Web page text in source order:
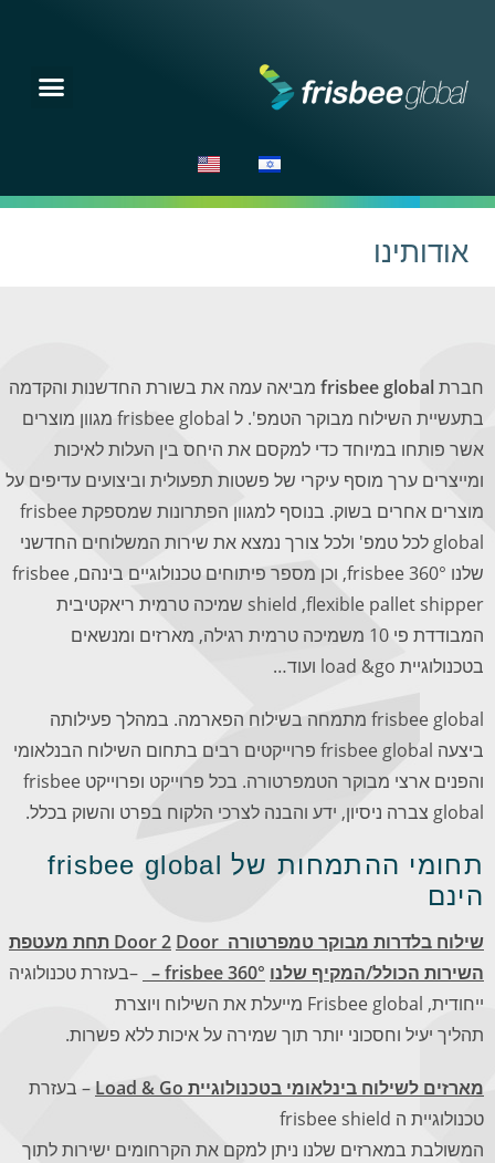
אודותינו
חברתfrisbee global מביאה עמה את בשורת החדשנות והקדמה
בתעשיית השילוח מבוקר הטמפ'. ל frisbee global מגוון מוצרים
אשר פותחו במיוחד כדי למקסם את היחס בין העלות לאיכות
ומייצרים ערך מוסף עיקרי של פשטות תפעולית וביצועים עדיפים על
מוצרים אחרים בשוק. בנוסף למגוון הפתרונות שמספקת frisbee
global לכל טמפ' ולכל צורך נמצא את שירות המשלוחים החדשני
שלנו frisbee 360°, וכן מספר פיתוחים טכנולוגיים בינהם, frisbee
shield ,flexible pallet shipper שמיכה טרמית ריאקטיבית
המבודדת פי 10 משמיכה טרמית רגילה, מארזים ומנשאים
בטכנולוגיית load &go ועוד…
frisbee global מתמחה בשילוח הפארמה. במהלך פעילותה
ביצעה frisbee global פרוייקטים רבים בתחום השילוח הבנלאומי
והפנים ארצי מבוקר הטמפרטורה. בכל פרוייקט ופרוייקט frisbee
global צברה ניסיון, ידע והבנה לצרכי הלקוח בפרט והשוק בכלל.
תחומי ההתמחות של frisbee global
הינם
שילוח בלדרות מבוקר טמפרטורה Door2 Door
תחת מעטפת
השירות הכולל/המקיף שלנו frisbee 360° –
–בעזרת טכנולוגיה
ייחודית, Frisbee global מייעלת את השילוח ויוצרת
תהליך יעיל וחסכוני יותר תוך שמירה על איכות ללא פשרות.
מארזים לשילוח בינלאומי בטכנולוגיית Load & Go – בעזרת
טכנולוגיית ה frisbee shield
המשולבת במארזים שלנו ניתן למקם את הקרחומים ישירות לתוך